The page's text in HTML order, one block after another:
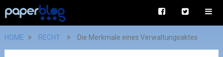
HOME RECHT Die Merkmale eines Verwaltungsaktes